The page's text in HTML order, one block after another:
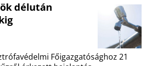
délután
Főigazgatósághoz 21